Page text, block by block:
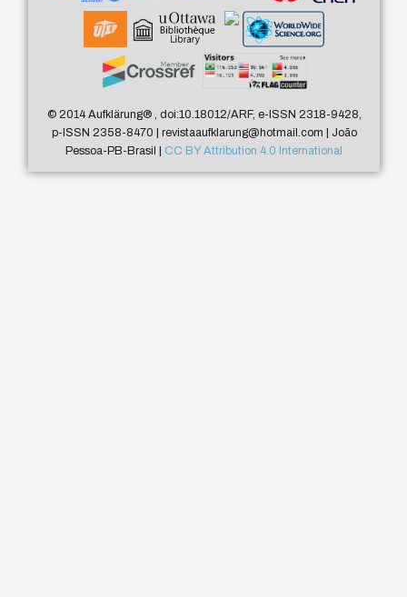
© 2014 Aufklärung®, doi:10.18012/ARF, e-ISSN 2318-9428,
p-ISSN 2358-8470 | revistaaufklarung@hotmail.com | João
Pessoa-PB-Brasil | CC BY Attribution 4.0 International